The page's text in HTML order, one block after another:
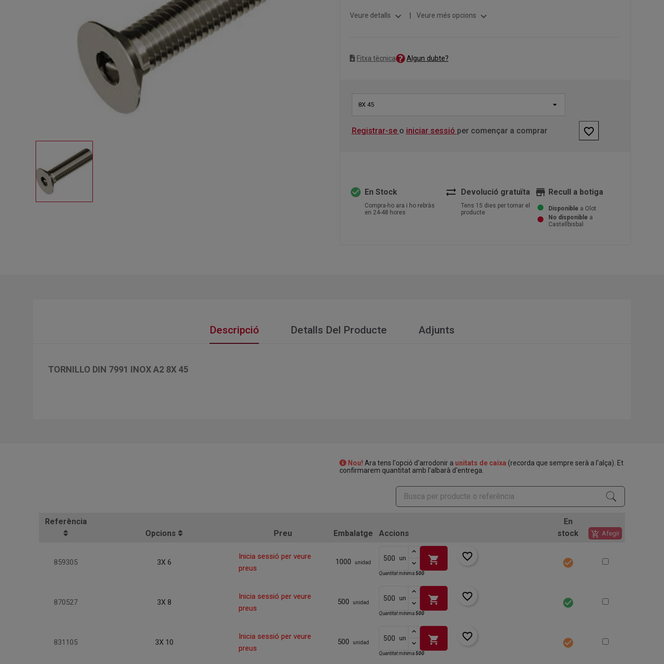
Veure detalls expand_more Veure més opcions expand_more
Fitxa tècnica Algun dubte?
8X 45
Registrar-se o iniciar sessió per començar a comprar favorite_border
check_circle En Stock
Compra-ho ara i ho rebràs
en 24-48 hores
sync_alt Devolució gratuïta
Tens 15 dies per tornar el
producte
store Recull a botiga
Disponible a Olot
No disponible a
Castellbisbal
Descripció Detalls Del Producte Adjunts
TORNILLO DIN 7991 INOX A2 8X 45
Nou! Ara tens l'opció d'arrodonir a unitats de caixa (recorda que sempre serà a l'alça). Et
confirmarem quantitat amb l'albarà d'entrega.
Referència
Opcions
Preu Embalatge Accions
En
stock
add_shopping_cart Afegir
859305 3X 6
Inicia sessió per veure
preus
1000 unidad
un shopping_cart favorite_border
Quantitat mínima500
check_circle
870527 3X 8
Inicia sessió per veure
preus
500 unidad
un shopping_cart favorite_border
Quantitat mínima500
check_circle
831105 3X 10
Inicia sessió per veure
preus
500 unidad
un shopping_cart favorite_border
Quantitat mínima500
check_circle